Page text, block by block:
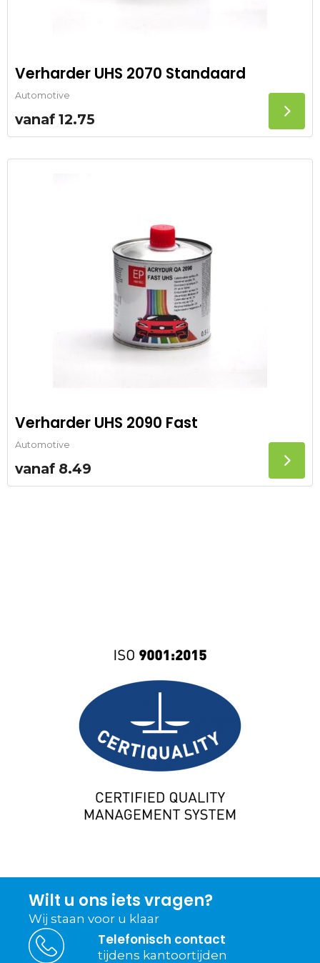
Verharder UHS 2070 Standaard
Automotive
vanaf 12.75
Verharder UHS 2090 Fast
Automotive
vanaf 8.49
Wilt u ons iets vragen?
Wij staan voor u klaar
Telefonisch contact
tijdens kantoortijden